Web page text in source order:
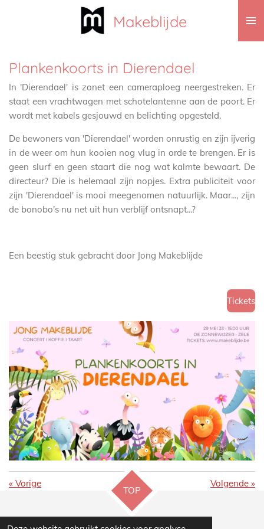
hoofdinhoud
Makeblijde
Plankenkoorts in Dierendael
In 'Dierendael' is zonet een cameraploeg neergestreken. Er
staat een vrachtwagen met schotelantenne aan de poort. Er
wordt met kabels gesjouwd en belichting opgesteld.
De bewoners van 'Dierendael' worden onrustig en zijn ijverig
in de weer om hun kooien nog vlug in orde te brengen. Er is
geen slurf en geen staart die nog wat kalmte bewaart. De
directeur? Die is helemaal zijn nopjes. Extra publiciteit voor
zijn 'Dierendael' is mooi meegenomen natuurlijk. Maar..., zijn
de bonobo's nu net uit hun verblijf ontsnapt...?
Een beestig stuk gebracht door Jong Makeblijde
Tickets
« Vorige Volgende »
TOP